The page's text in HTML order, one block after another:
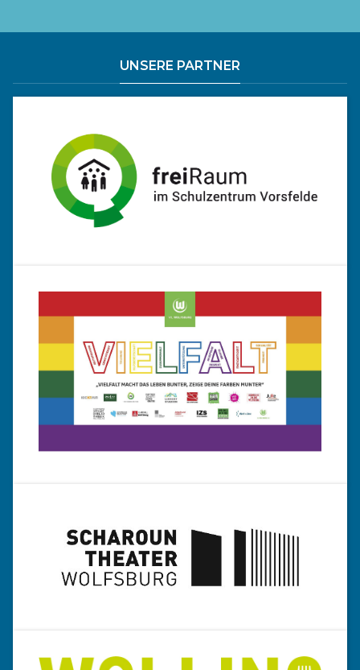
UNSERE PARTNER